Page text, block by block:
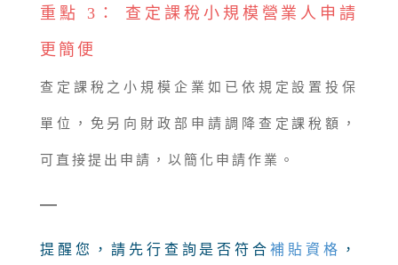
重點 3： 查定課稅小規模營業人申請
更簡便
查定課稅之小規模企業如已依規定設置投保
單位，免另向財政部申請調降查定課稅額，
可直接提出申請，以簡化申請作業。
—
提醒您，請先行查詢是否符合補貼資格 ，